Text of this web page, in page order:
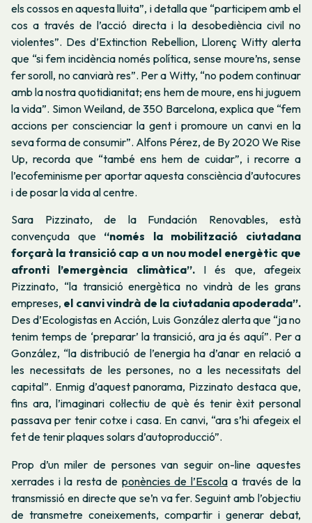
els cossos en aquesta lluita”, i detalla que “participem amb el
cos a través de l’acció directa i la desobediència civil no
violentes”. Des d’Extinction Rebellion, Llorenç Witty alerta
que “si fem incidència només política, sense moure’ns, sense
fer soroll, no canviarà res”. Per a Witty, “no podem continuar
amb la nostra quotidianitat; ens hem de moure, ens hi juguem
la vida”. Simon Weiland, de 350 Barcelona, explica que “fem
accions per conscienciar la gent i promoure un canvi en la
seva forma de consumir”. Alfons Pérez, de By 2020 We Rise
Up, recorda que “també ens hem de cuidar”, i recorre a
l’ecofeminisme per aportar aquesta consciència d’autocures
i de posar la vida al centre.
Sara Pizzinato, de la Fundación Renovables, està
convençuda que “només la mobilització ciutadana
forçarà la transició cap a un nou model energètic que
afronti l’emergència climàtica”.I és que, afegeix
Pizzinato, “la transició energètica no vindrà de les grans
empreses, el canvi vindrà de la ciutadania apoderada”.
Des d’Ecologistas en Acción, Luis González alerta que “ja no
tenim temps de ‘preparar’ la transició, ara ja és aquí”. Per a
González, “la distribució de l’energia ha d’anar en relació a
les necessitats de les persones, no a les necessitats del
capital”. Enmig d’aquest panorama, Pizzinato destaca que,
fins ara, l’imaginari col·lectiu de què és tenir èxit personal
passava per tenir cotxe i casa. En canvi, “ara s’hi afegeix el
fet de tenir plaques solars d’autoproducció”.
Prop d’un miler de persones van seguir on-line aquestes
xerrades i la resta de ponències de l’Escolaa través de la
transmissió en directe que se’n va fer. Seguint amb l’objectiu
de transmetre coneixements, compartir i generar debat,